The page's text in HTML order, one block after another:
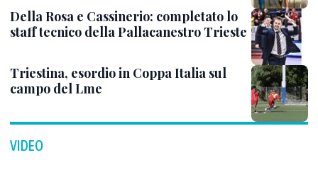
Della Rosa e Cassinerio: completato lo
staff tecnico della Pallacanestro Trieste
Triestina, esordio in Coppa Italia sul
campo del Lme
VIDEO